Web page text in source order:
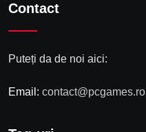
Contact
Puteți da de noi aici:
Email: contact@pcgames.ro